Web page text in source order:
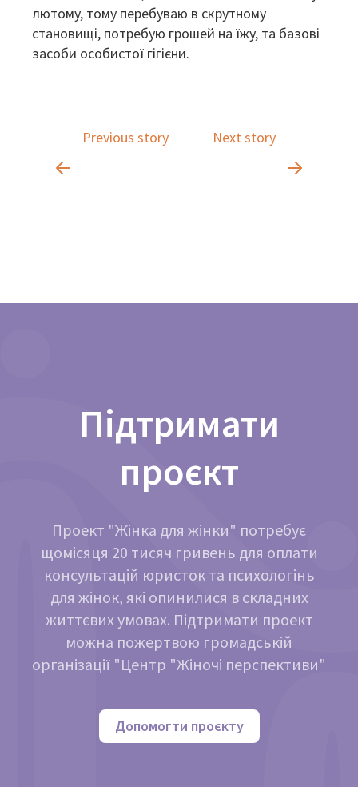
лютому, тому перебуваю в скрутному
становищі, потребую грошей на їжу, та базові
засоби особистої гігієни.
Previous story Next story
Підтримати
проєкт
Проект "Жінка для жінки" потребує
щомісяця 20 тисяч гривень для оплати
консультацій юристок та психологінь
для жінок, які опинилися в складних
життєвих умовах. Підтримати проект
можна пожертвою громадській
організації "Центр "Жіночі перспективи"
Допомогти проєкту